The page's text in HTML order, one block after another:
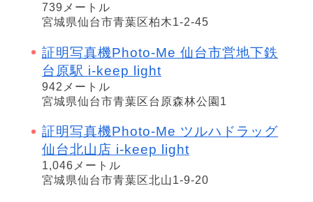
739メートル
宮城県仙台市青葉区柏木1-2-45
証明写真機Photo-Me 仙台市営地下鉄
台原駅 i-keep light
942メートル
宮城県仙台市青葉区台原森林公園1
証明写真機Photo-Me ツルハドラッグ
仙台北山店 i-keep light
1,046メートル
宮城県仙台市青葉区北山1-9-20